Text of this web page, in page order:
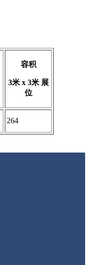
容积
3米 x 3米 展
位
264